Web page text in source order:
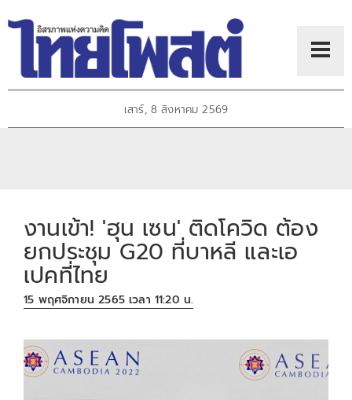
เสาร์, 8 สิงหาคม 2569
งานเข้า! 'ฮุน เซน' ติดโควิด ต้อง
ยกประชุม G20 ที่บาหลี และเอ
เปคที่ไทย
15 พฤศจิกายน 2565 เวลา 11:20 น.